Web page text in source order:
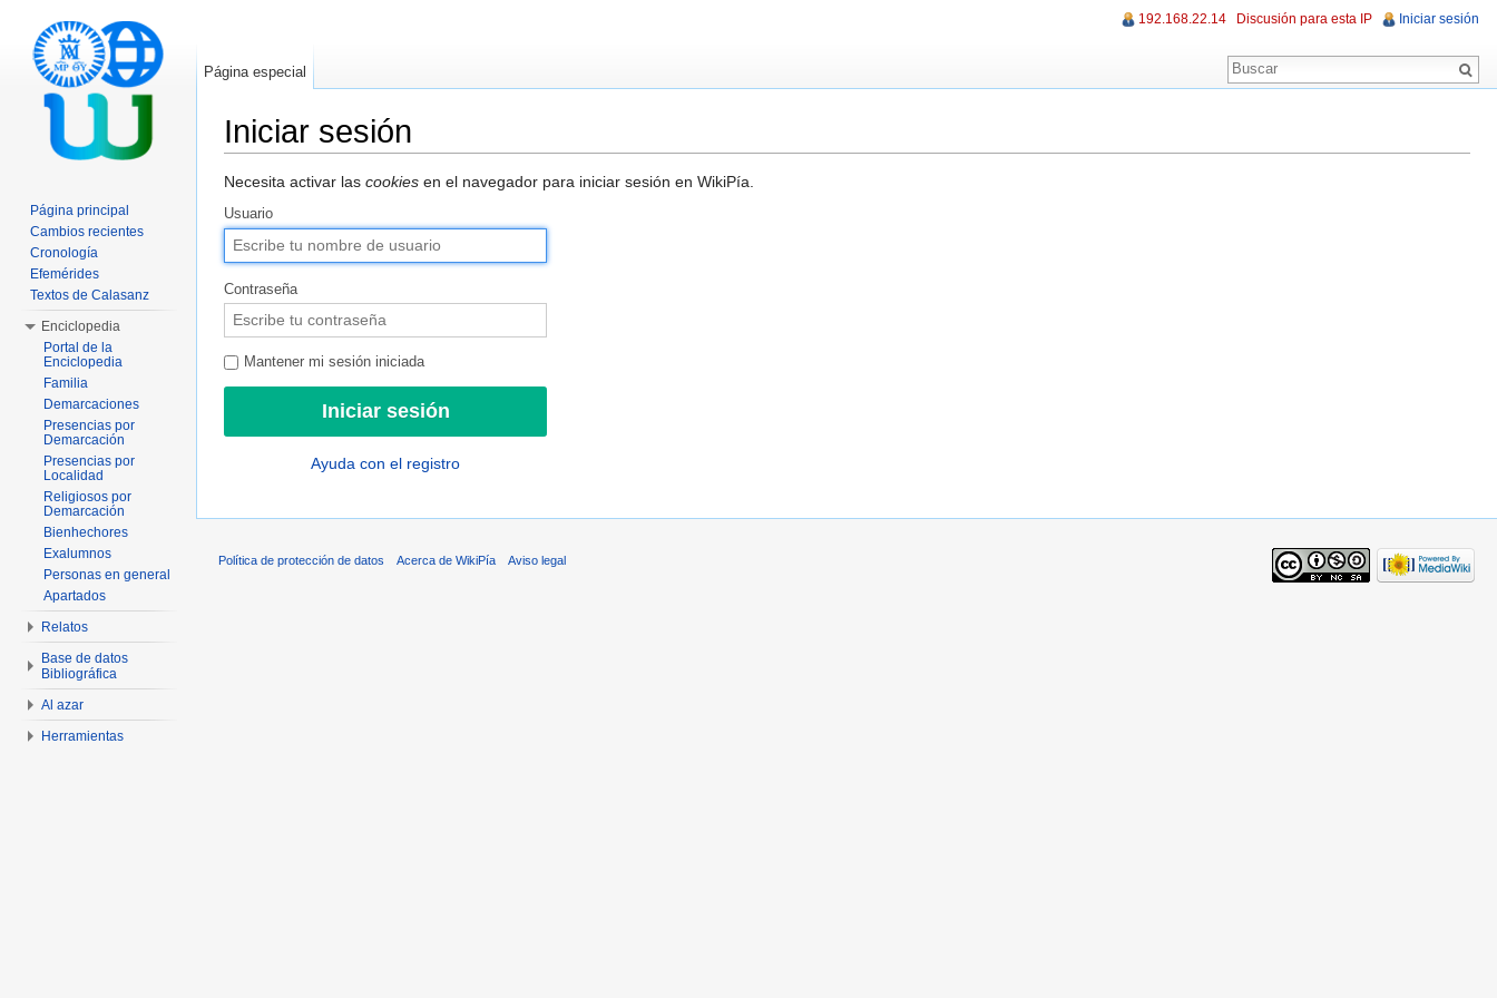
Iniciar sesión
Necesita activar las cookies en el navegador para iniciar sesión en WikiPía.
Usuario
Contraseña
Mantener mi sesión iniciada
Ayuda con el registro
192.168.22.14 Discusión para esta IP Iniciar sesión
Página especial
Página principal
Cambios recientes
Cronología
Efemérides
Textos de Calasanz
Enciclopedia
Portal de la
Enciclopedia
Familia
Demarcaciones
Presencias por
Demarcación
Presencias por
Localidad
Religiosos por
Demarcación
Bienhechores
Exalumnos
Personas en general
Apartados
Relatos
Base de datos
Bibliográfica
Al azar
Herramientas
Política de protección de datos Acerca de WikiPía Aviso legal